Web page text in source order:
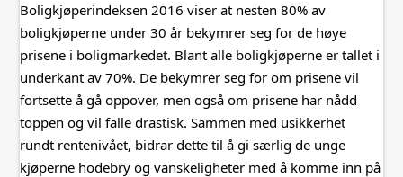
Boligkjøperindeksen 2016 viser at nesten 80% av
boligkjøperne under 30 år bekymrer seg for de høye
prisene i boligmarkedet. Blant alle boligkjøperne er tallet i
underkant av 70%. De bekymrer seg for om prisene vil
fortsette å gå oppover, men også om prisene har nådd
toppen og vil falle drastisk. Sammen med usikkerhet
rundt rentenivået, bidrar dette til å gi særlig de unge
kjøperne hodebry og vanskeligheter med å komme inn på